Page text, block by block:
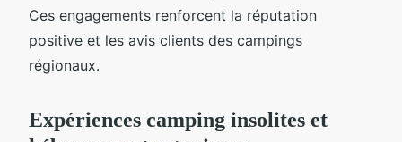
Ces engagements renforcent la réputation
positive et les avis clients des campings
régionaux.
Expériences camping insolites et